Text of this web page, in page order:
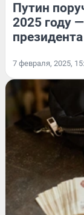
Путин
2025 году
7 февраля, 2025,